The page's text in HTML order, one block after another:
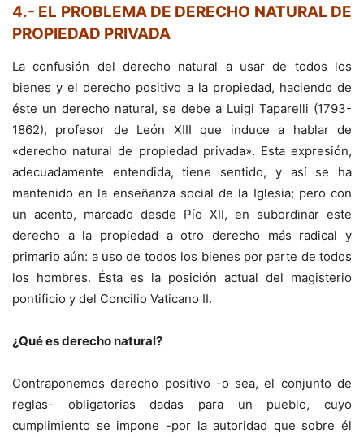
4.- EL PROBLEMA DE DERECHO NATURAL DE
PROPIEDAD PRIVADA
La confusión del derecho natural a usar de todos los
bienes y el derecho positivo a la propiedad, haciendo de
éste un derecho natural, se debe a Luigi Taparelli (1793-
1862), profesor de León XIII que induce a hablar de
«derecho natural de propiedad privada». Esta expresión,
adecuadamente entendida, tiene sentido, y así se ha
mantenido en la enseñanza social de la Iglesia; pero con
un acento, marcado desde Pío XII, en subordinar este
derecho a la propiedad a otro derecho más radical y
primario aún: a uso de todos los bienes por parte de todos
los hombres. Ésta es la posición actual del magisterio
pontificio y del Concilio Vaticano II.
¿Qué es derecho natural?
Contraponemos derecho positivo -o sea, el conjunto de
reglas- obligatorias dadas para un pueblo, cuyo
cumplimiento se impone -por la autoridad que sobre él